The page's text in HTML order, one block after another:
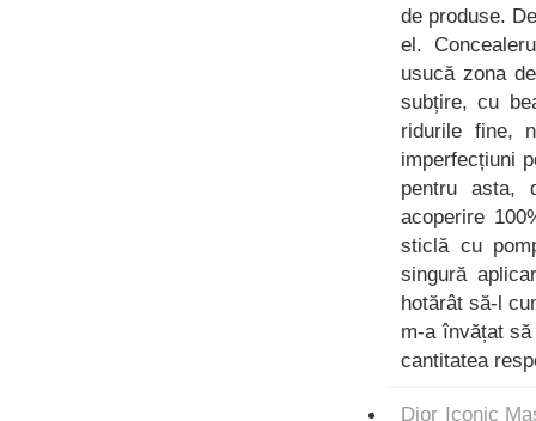
de produse.
el.
usucă zona
subțire, cu
ridurile fine,
imperfecțiuni
pentru asta,
acoperire
sticlă cu
singură
hotărât să-l
m-a învățat
cantitatea
Dior Iconic